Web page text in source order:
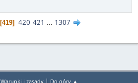
419 420 421 ... 1307
Warunki i zasady Do góry ▲